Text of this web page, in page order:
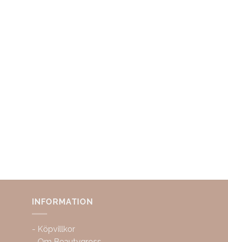
INFORMATION
- Köpvillkor